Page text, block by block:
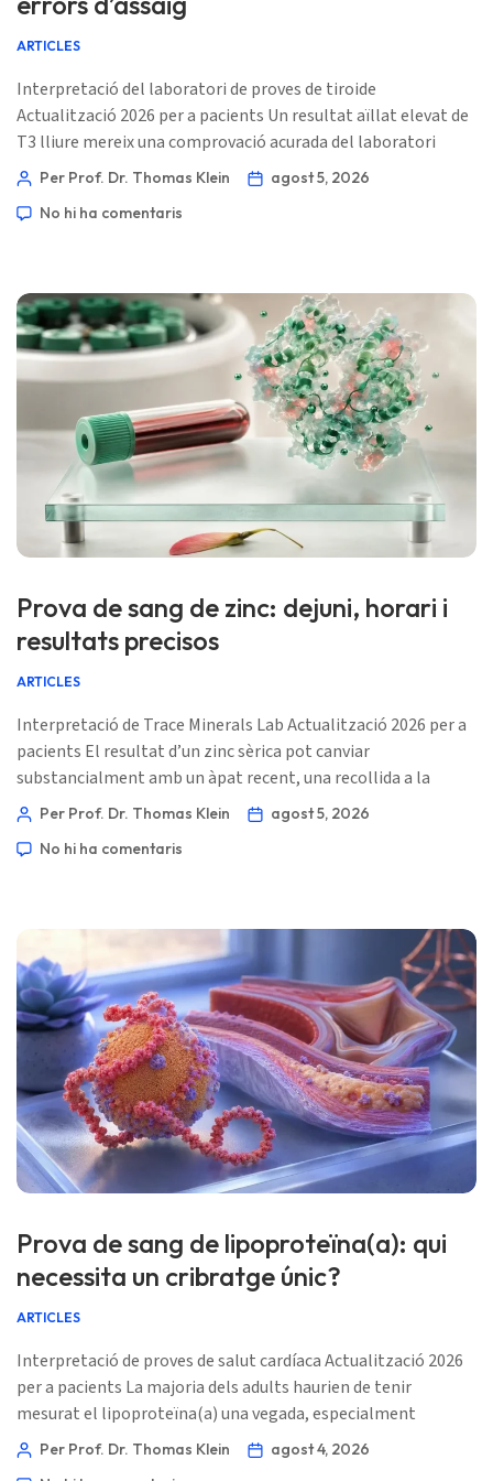
ARTICLES
Interpretació del laboratori de proves de tiroide
Actualització 2026 per a pacients Un resultat aïllat elevat de
T3 lliure mereix una comprovació acurada del laboratori
abans de qualificar-se com a hipertiroidisme. Els suplements,
resultat convincent però incorrecte. 📖 ~11 minuts 📅 5
Per Prof. Dr. Thomas Klein
agost 5, 2026
No hi ha comentaris
Prova de sang de zinc: dejuni, horari i
resultats precisos
ARTICLES
Interpretació de Trace Minerals Lab Actualització 2026 per a
pacients El resultat d’un zinc sèrica pot canviar
substancialment amb un àpat recent, una recollida a la
tarda, una malaltia aguda, un nivell baix d’albúmina o una
problema de zinc d’un artefact preanalític abans de
Per Prof. Dr. Thomas Klein
agost 5, 2026
No hi ha comentaris
Prova de sang de lipoproteïna(a): qui
necessita un cribratge únic?
ARTICLES
Interpretació de proves de salut cardíaca Actualització 2026
per a pacients La majoria dels adults haurien de tenir
mesurat el lipoproteïna(a) una vegada, especialment
qualsevol persona amb antecedents familiars de malaltia
Per Prof. Dr. Thomas Klein
agost 4, 2026